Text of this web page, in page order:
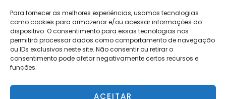
Para fornecer as melhores experiências, usamos tecnologias
como cookies para armazenar e/ou acessar informações do
dispositivo. O consentimento para essas tecnologias nos
permitirá processar dados como comportamento de navegação
ou IDs exclusivos neste site. Não consentir ou retirar o
consentimento pode afetar negativamente certos recursos e
funções.
ACEITAR